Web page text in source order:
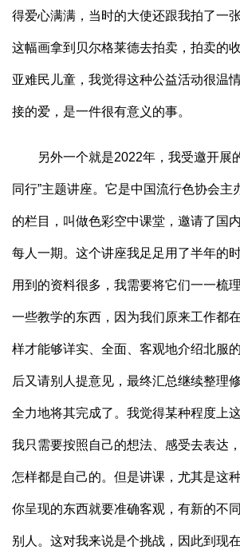
得爱心满满，当时的大使还跟我拍了一
这幅画拿到贝尔格莱德去拍卖，拍卖的
亚难民儿童，我觉得这种公益活动很温
接的爱，是一件很有意义的事。
另外一个就是2022年，我受邀开展
同行”主题讲座。它是中国流行色协会主
的栏目，叫做色彩空中课堂，邀请了国
每人一期。这个讲座我足足用了半年的
用到的资料很多，我需要将它们一一梳
一些教学的东西，因为我们原来工作都
样才能够详实、全面、客观地介绍北服
后又请别人提意见，最终汇总继续整理
全力地将其完成了。我觉得某种程度上
我只需要按照自己的想法、感受去表达
怎样都是自己的。但是讲课，尤其是这
你呈现的东西就要准确客观，有新的不
别人。这对我来说是个挑战，因此到现